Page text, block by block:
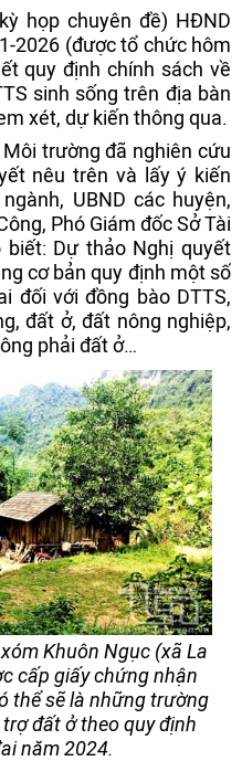
họp chuyên đề) HĐND
2026 (được tổ chức hôm
quy định chính sách về
sinh sống trên địa bàn
xét, dự kiến thông qua.
trường đã nghiên cứu
nêu trên và lấy ý kiến
UBND các huyện,
Phó Giám đốc Sở Tài
Dự thảo Nghị quyết
cơ bản quy định một số
đối với đồng bào DTTS,
đất ở, đất nông nghiệp,
phải đất ở…
Khuôn Ngục (xã La
cấp giấy chứng nhận
thể sẽ là những trường
đất ở theo quy định
năm 2024.